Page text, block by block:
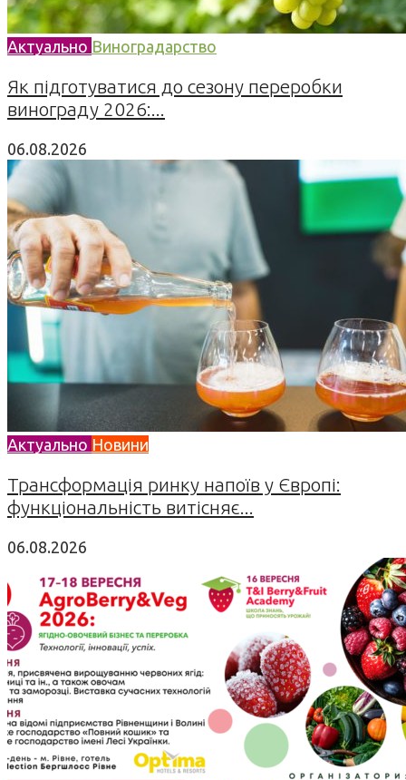
Актуально Виноградарство
Як підготуватися до сезону переробки
винограду 2026:...
06.08.2026
Актуально Новини
Трансформація ринку напоїв у Європі:
функціональність витісняє...
06.08.2026